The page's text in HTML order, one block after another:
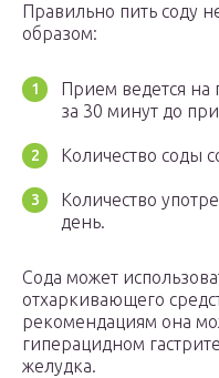
Правильно пить соду
образом:
Прием ведется
за 30 минут до
Количество соды
Количество
день.
Сода может
отхаркивающего
рекомендациям она
гиперацидном
желудка.